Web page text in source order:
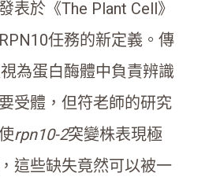
表於《The Plant Cell》
任務的新定義。傳
為蛋白酶體中負責辨識
受體，但符老師的研究
rpn10-2突變株表現極
這些缺失竟然可以被一